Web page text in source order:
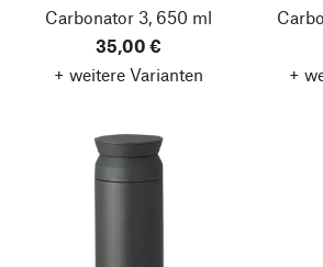
Carbonator 3, 650 ml
35,00 €
+ weitere Varianten
+